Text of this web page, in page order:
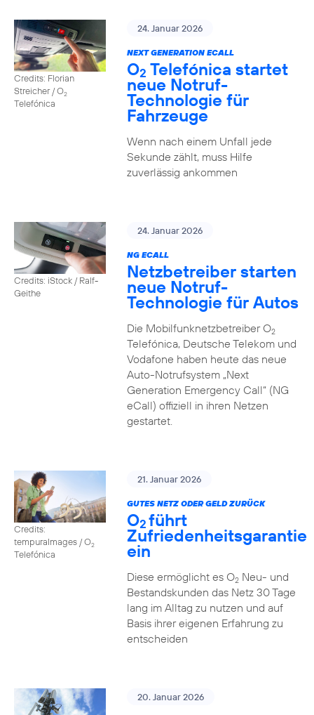
Credits: Florian
Streicher / O2
Telefónica
24. Januar 2026
NEXT GENERATION ECALL
O2 Telefónica startet
neue Notruf-
Technologie für
Fahrzeuge
Wenn nach einem Unfall jede
Sekunde zählt, muss Hilfe
zuverlässig ankommen
Credits: iStock / Ralf-
Geithe
24. Januar 2026
NG ECALL
Netzbetreiber starten
neue Notruf-
Technologie für Autos
Die Mobilfunknetzbetreiber O2
Telefónica, Deutsche Telekom und
Vodafone haben heute das neue
Auto-Notrufsystem „Next
Generation Emergency Call“ (NG
eCall) offiziell in ihren Netzen
gestartet.
Credits:
tempuraImages / O2
Telefónica
21. Januar 2026
GUTES NETZ ODER GELD ZURÜCK
O2führt
Zufriedenheitsgarantie
ein
Diese ermöglicht es O2Neu- und
Bestandskunden das Netz 30 Tage
lang im Alltag zu nutzen und auf
Basis ihrer eigenen Erfahrung zu
entscheiden
20. Januar 2026